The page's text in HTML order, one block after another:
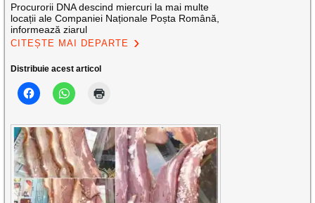
Procurorii DNA descind miercuri la mai multe
locații ale Companiei Naționale Poșta Română,
informează ziarul
CITEȘTE MAI DEPARTE
Distribuie acest articol